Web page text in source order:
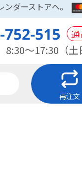
ダーストアへ。
8:30～17:30（土
再注文